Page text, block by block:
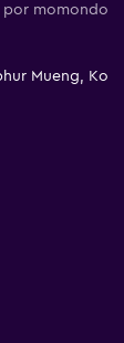
por momondo
Mueng, Ko